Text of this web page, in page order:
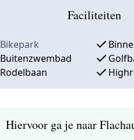
Faciliteiten
Bikepark
Buitenzwembad
Rodelbaan
Hiervoor ga je naar